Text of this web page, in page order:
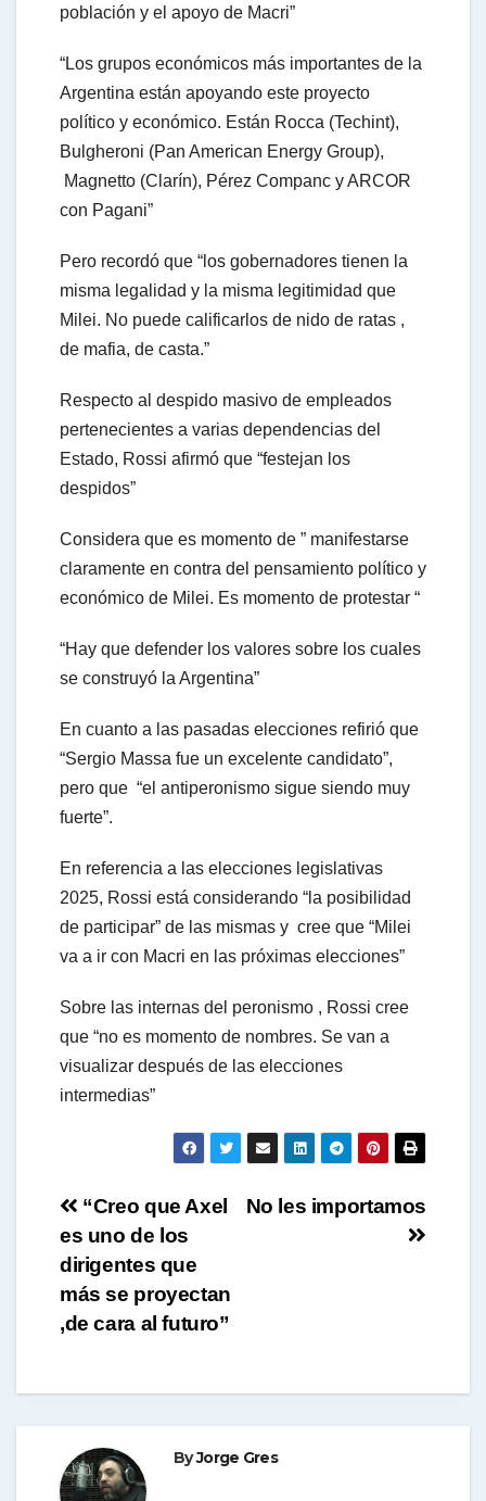
población y el apoyo de Macri”
“Los grupos económicos más importantes de la
Argentina están apoyando este proyecto
político y económico. Están Rocca (Techint),
Bulgheroni (Pan American Energy Group),
Magnetto (Clarín), Pérez Companc y ARCOR
con Pagani”
Pero recordó que “los gobernadores tienen la
misma legalidad y la misma legitimidad que
Milei. No puede calificarlos de nido de ratas ,
de mafia, de casta.”
Respecto al despido masivo de empleados
pertenecientes a varias dependencias del
Estado, Rossi afirmó que “festejan los
despidos”
Considera que es momento de ” manifestarse
claramente en contra del pensamiento político y
económico de Milei. Es momento de protestar “
“Hay que defender los valores sobre los cuales
se construyó la Argentina”
En cuanto a las pasadas elecciones refirió que
“Sergio Massa fue un excelente candidato”,
pero que “el antiperonismo sigue siendo muy
fuerte”.
En referencia a las elecciones legislativas
2025, Rossi está considerando “la posibilidad
de participar” de las mismas y cree que “Milei
va a ir con Macri en las próximas elecciones”
Sobre las internas del peronismo , Rossi cree
que “no es momento de nombres. Se van a
visualizar después de las elecciones
intermedias”
Navegación
de
entradas
No les importamos
“Creo que Axel
es uno de los
dirigentes que
más se proyectan
,de cara al futuro”
ByJorge Gres